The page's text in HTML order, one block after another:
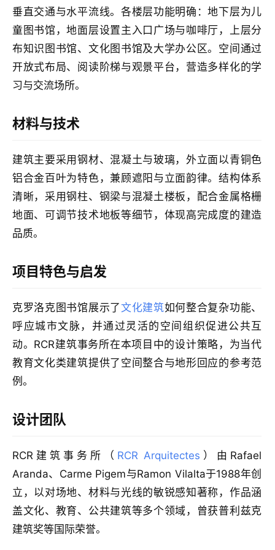
垂直交通与水平流线。各楼层功能明确：地下层为儿
童图书馆，地面层设置主入口广场与咖啡厅，上层分
布知识图书馆、文化图书馆及大学办公区。空间通过
开放式布局、阅读阶梯与观景平台，营造多样化的学
习与交流场所。
材料与技术
建筑主要采用钢材、混凝土与玻璃，外立面以青铜色
铝合金百叶为特色，兼顾遮阳与立面韵律。结构体系
清晰，采用钢柱、钢梁与混凝土楼板，配合金属格栅
地面、可调节技术地板等细节，体现高完成度的建造
品质。
项目特色与启发
克罗洛克图书馆展示了文化建筑如何整合复杂功能、
呼应城市文脉，并通过灵活的空间组织促进公共互
动。RCR建筑事务所在本项目中的设计策略，为当代
教育文化类建筑提供了空间整合与地形回应的参考范
例。
设计团队
RCR建筑事务所（ RCR Arquitectes ）由Rafael
Aranda、Carme Pigem与Ramon Vilalta于1988年创
立，以对场地、材料与光线的敏锐感知著称，作品涵
盖文化、教育、公共建筑等多个领域，曾获普利兹克
建筑奖等国际荣誉。